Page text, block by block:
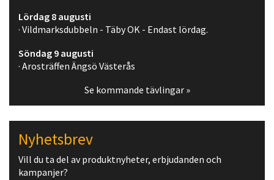
Lördag 8 augusti
· Vildmarksdubbeln - Täby OK - Endast lördag.
Söndag 9 augusti
· Arosträffen Ängsö Västerås
Se kommande tävlingar »
Nyhetsbrev
Vill du ta del av produktnyheter, erbjudanden och
kampanjer?